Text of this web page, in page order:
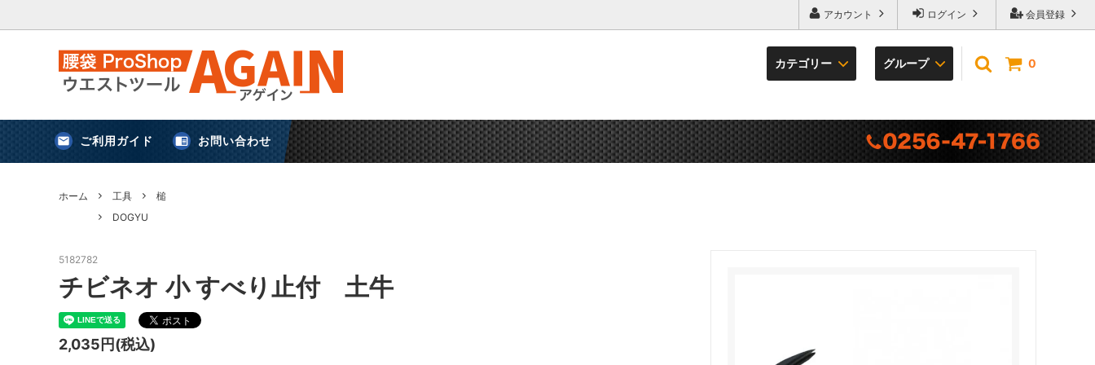
会員登録
ログイン
アカウント
0
カテゴリー
害獣対策 熊除けスプレー 熊
鈴
釘袋・腰袋
ケース
剪定ばさみ・鎌・スクレーパー マーキング
グループ
鳶シリーズ 送料無料
アウトドア・キャンプ
プロスター 三共コーポレーション
ご利用ガイド お問い合わせ
ホーム 工具
槌
DOGYU
5182782
チビネオ 小 すべり止付 土牛
2,035円(税込)